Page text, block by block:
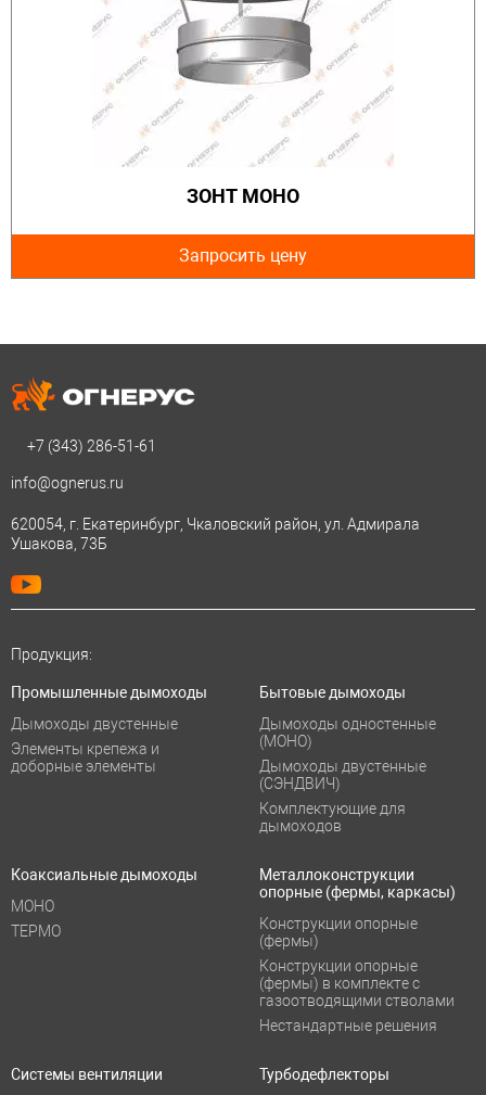
ЗОНТ МОНО
Запросить цену
+7 (343) 286-51-61
info@ognerus.ru
620054, г. Екатеринбург, Чкаловский район, ул. Адмирала
Ушакова, 73Б
Продукция:
Промышленные дымоходы
Дымоходы двустенные
Элементы крепежа и
доборные элементы
Бытовые дымоходы
Дымоходы одностенные
(МОНО)
Дымоходы двустенные
(СЭНДВИЧ)
Комплектующие для
дымоходов
Коаксиальные дымоходы
МОНО
ТЕРМО
Металлоконструкции
опорные (фермы, каркасы)
Конструкции опорные
(фермы)
Конструкции опорные
(фермы) в комплекте с
газоотводящими стволами
Нестандартные решения
Системы вентиляции
Турбодефлекторы